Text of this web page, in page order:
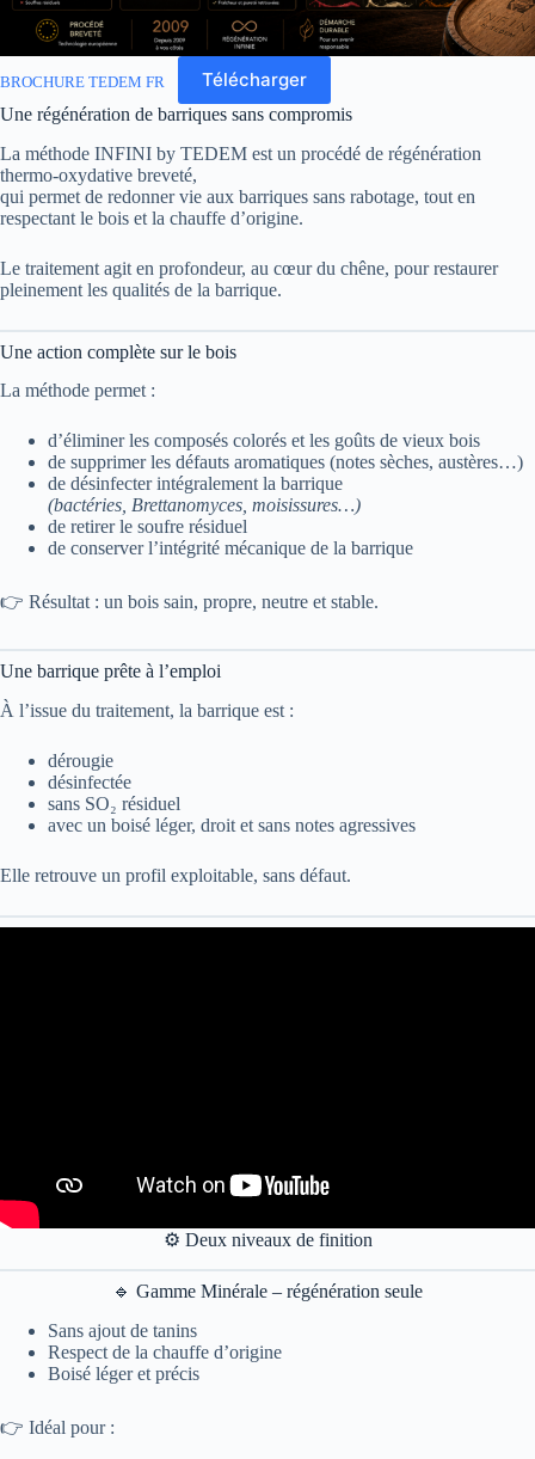
BROCHURE TEDEM FR Télécharger
Une régénération de barriques sans compromis
La méthode INFINI by TEDEM est un procédé de régénération
thermo-oxydative breveté,
qui permet de redonner vie aux barriques sans rabotage, tout en
respectant le bois et la chauffe d’origine.
Le traitement agit en profondeur, au cœur du chêne, pour restaurer
pleinement les qualités de la barrique.
Une action complète sur le bois
La méthode permet :
d’éliminer les composés colorés et les goûts de vieux bois
de supprimer les défauts aromatiques (notes sèches, austères…)
de désinfecter intégralement la barrique
(bactéries, Brettanomyces, moisissures…)
de retirer le soufre résiduel
de conserver l’intégrité mécanique de la barrique
👉 Résultat : un bois sain, propre, neutre et stable.
Une barrique prête à l’emploi
À l’issue du traitement, la barrique est :
dérougie
désinfectée
sans SO₂ résiduel
avec un boisé léger, droit et sans notes agressives
Elle retrouve un profil exploitable, sans défaut.
⚙️ Deux niveaux de finition
🔹 Gamme Minérale – régénération seule
Sans ajout de tanins
Respect de la chauffe d’origine
Boisé léger et précis
👉 Idéal pour :